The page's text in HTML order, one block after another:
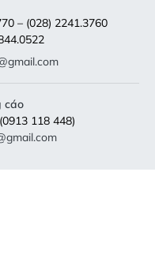
– (028) 2241.3760
cáo
118 448)